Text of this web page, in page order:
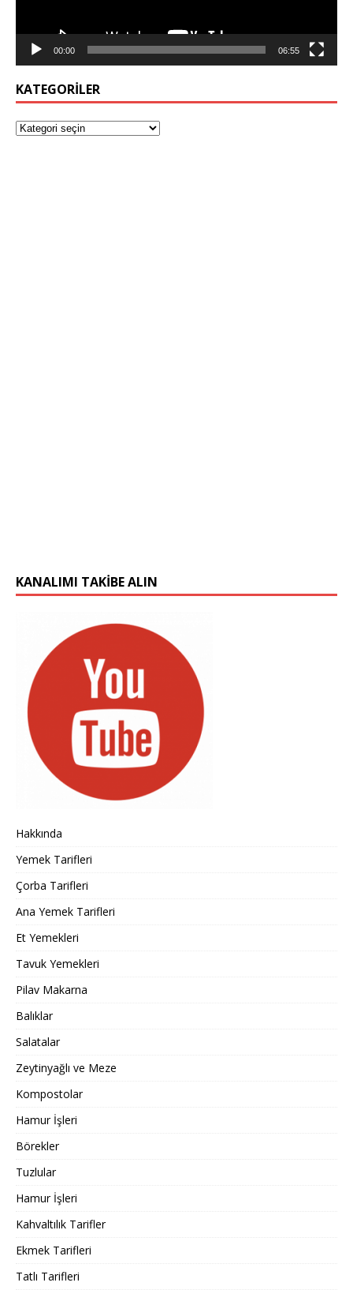
00:00 06:55
KATEGORILER
KANALIMI TAKIBE ALIN
Hakkında
Yemek Tarifleri
Çorba Tarifleri
Ana Yemek Tarifleri
Et Yemekleri
Tavuk Yemekleri
Pilav Makarna
Balıklar
Salatalar
Zeytinyağlı ve Meze
Kompostolar
Hamur İşleri
Börekler
Tuzlular
Hamur İşleri
Kahvaltılık Tarifler
Ekmek Tarifleri
Tatlı Tarifleri